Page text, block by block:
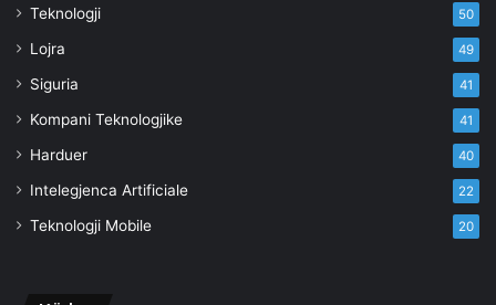
Teknologji 50
Lojra 49
Siguria 41
Kompani Teknologjike 41
Harduer 40
Intelegjenca Artificiale 22
Teknologji Mobile 20